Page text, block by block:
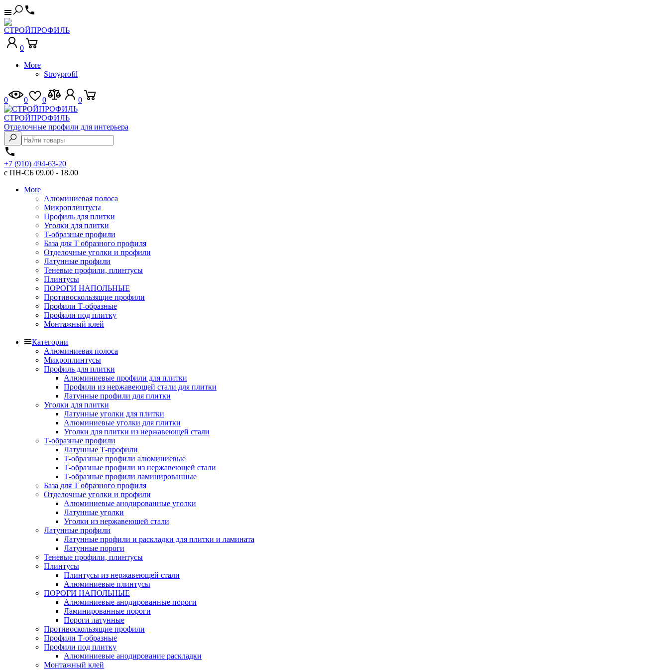
0
More
Stroyprofil
0 0 0 0
СТРОЙПРОФИЛЬ
Отделочные профили для интерьера
+7 (910) 494-63-20
с ПН-СБ 09.00 - 18.00
More
Алюминиевая полоса
Микроплинтусы
Профиль для плитки
Уголки для плитки
Т-образные профили
База для Т образного профиля
Отделочные уголки и профили
Латунные профили
Теневые профили, плинтусы
Плинтусы
ПОРОГИ НАПОЛЬНЫЕ
Противоскользящие профили
Профили Т-образные
Профили под плитку
Монтажный клей
Категории
Алюминиевая полоса
Микроплинтусы
Профиль для плитки
Алюминиевые профили для плитки
Профили из нержавеющей стали для плитки
Латунные профили для плитки
Уголки для плитки
Латунные уголки для плитки
Алюминиевые уголки для плитки
Уголки для плитки из нержавеющей стали
Т-образные профили
Латунные Т-профили
Т-образные профили алюминиевые
Т-образные профили из нержавеющей стали
Т-образные профили ламинированные
База для Т образного профиля
Отделочные уголки и профили
Алюминиевые анодированные уголки
Латунные уголки
Уголки из нержавеющей стали
Латунные профили
Латунные профили и раскладки для плитки и ламината
Латунные пороги
Теневые профили, плинтусы
Плинтусы
Плинтусы из нержавеющей стали
Алюминиевые плинтусы
ПОРОГИ НАПОЛЬНЫЕ
Алюминиевые анодированные пороги
Ламинированные пороги
Пороги латунные
Противоскользящие профили
Профили Т-образные
Профили под плитку
Алюминиевые анодирование раскладки
Монтажный клей